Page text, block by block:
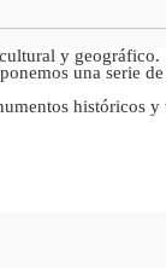
y geográfico.
una serie
históricos y